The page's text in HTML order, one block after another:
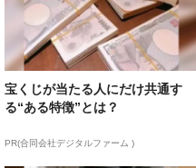
宝くじが当たる人にだけ共通す
る“ある特徴”とは？
PR(合同会社デジタルファーム )